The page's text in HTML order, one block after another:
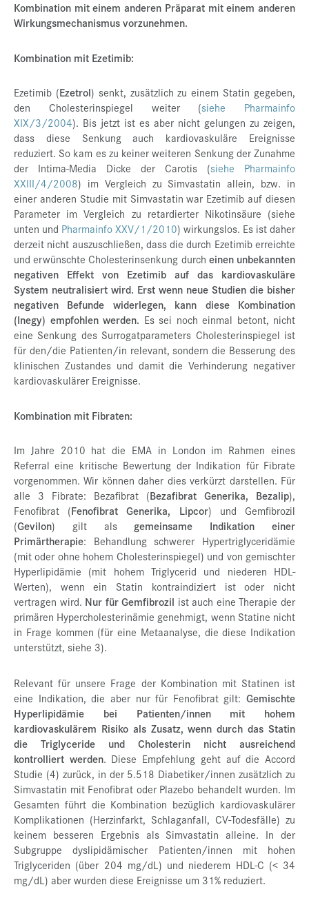
Kombination mit einem anderen Präparat mit einem anderen
Wirkungsmechanismus vorzunehmen.
Kombination mit Ezetimib:
Ezetimib (Ezetrol) senkt, zusätzlich zu einem Statin gegeben,
den Cholesterinspiegel weiter (siehe Pharmainfo
XIX/3/2004). Bis jetzt ist es aber nicht gelungen zu zeigen,
dass diese Senkung auch kardiovaskuläre Ereignisse
reduziert. So kam es zu keiner weiteren Senkung der Zunahme
der Intima-Media Dicke der Carotis (siehe Pharmainfo
XXIII/4/2008) im Vergleich zu Simvastatin allein, bzw. in
einer anderen Studie mit Simvastatin war Ezetimib auf diesen
Parameter im Vergleich zu retardierter Nikotinsäure (siehe
unten und Pharmainfo XXV/1/2010) wirkungslos. Es ist daher
derzeit nicht auszuschließen, dass die durch Ezetimib erreichte
und erwünschte Cholesterinsenkung durch einen unbekannten
negativen Effekt von Ezetimib auf das kardiovaskuläre
System neutralisiert wird. Erst wenn neue Studien die bisher
negativen Befunde widerlegen, kann diese Kombination
(Inegy) empfohlen werden. Es sei noch einmal betont, nicht
eine Senkung des Surrogatparameters Cholesterinspiegel ist
für den/die Patienten/in relevant, sondern die Besserung des
klinischen Zustandes und damit die Verhinderung negativer
kardiovaskulärer Ereignisse.
Kombination mit Fibraten:
Im Jahre 2010 hat die EMA in London im Rahmen eines
Referral eine kritische Bewertung der Indikation für Fibrate
vorgenommen. Wir können daher dies verkürzt darstellen. Für
alle 3 Fibrate: Bezafibrat (Bezafibrat Generika, Bezalip),
Fenofibrat (Fenofibrat Generika, Lipcor) und Gemfibrozil
(Gevilon) gilt als gemeinsame Indikation einer
Primärtherapie: Behandlung schwerer Hypertriglyceridämie
(mit oder ohne hohem Cholesterinspiegel) und von gemischter
Hyperlipidämie (mit hohem Triglycerid und niederen HDL-
Werten), wenn ein Statin kontraindiziert ist oder nicht
vertragen wird. Nur für Gemfibrozil ist auch eine Therapie der
primären Hypercholesterinämie genehmigt, wenn Statine nicht
in Frage kommen (für eine Metaanalyse, die diese Indikation
unterstützt, siehe 3).
Relevant für unsere Frage der Kombination mit Statinen ist
eine Indikation, die aber nur für Fenofibrat gilt: Gemischte
Hyperlipidämie bei Patienten/innen mit hohem
kardiovaskulärem Risiko als Zusatz, wenn durch das Statin
die Triglyceride und Cholesterin nicht ausreichend
kontrolliert werden. Diese Empfehlung geht auf die Accord
Studie (4) zurück, in der 5.518 Diabetiker/innen zusätzlich zu
Simvastatin mit Fenofibrat oder Plazebo behandelt wurden. Im
Gesamten führt die Kombination bezüglich kardiovaskulärer
Komplikationen (Herzinfarkt, Schlaganfall, CV-Todesfälle) zu
keinem besseren Ergebnis als Simvastatin alleine. In der
Subgruppe dyslipidämischer Patienten/innen mit hohen
Triglyceriden (über 204 mg/dL) und niederem HDL-C (< 34
mg/dL) aber wurden diese Ereignisse um 31% reduziert.